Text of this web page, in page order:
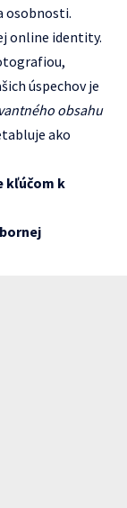
osobnosti.
online identity.
úspechov je
obsahu
ako
kľúčom k